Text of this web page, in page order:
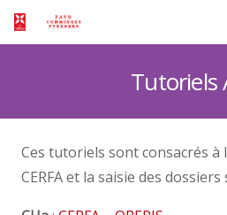
Tutoriels
Ces tutoriels sont consacrés à
CERFA et la saisie des dossiers